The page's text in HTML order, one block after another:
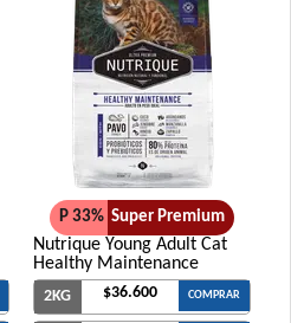
P 33% Super Premium
Nutrique Young Adult Cat
Healthy Maintenance
2KG $36.600 COMPRAR